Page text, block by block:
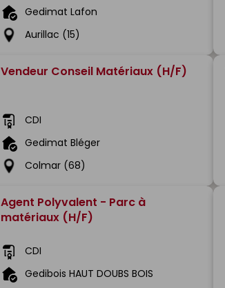
Gedimat Lafon
Aurillac (15)
Vendeur Conseil Matériaux (H/F)
CDI
Gedimat Bléger
Colmar (68)
Agent Polyvalent - Parc à
matériaux (H/F)
CDI
Gedibois HAUT DOUBS BOIS